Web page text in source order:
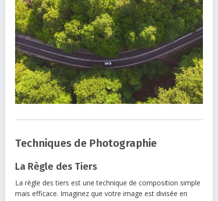
Techniques de Photographie
La Règle des Tiers
La règle des tiers est une technique de composition simple
mais efficace. Imaginez que votre image est divisée en